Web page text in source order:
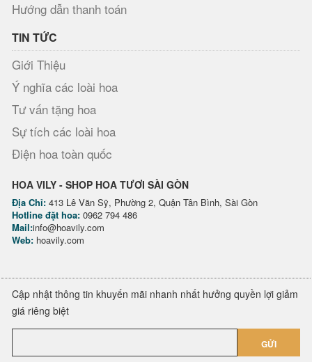
Hướng dẫn thanh toán
TIN TỨC
Giới Thiệu
Ý nghĩa các loài hoa
Tư vấn tặng hoa
Sự tích các loài hoa
Điện hoa toàn quốc
HOA VILY - SHOP HOA TƯƠI SÀI GÒN
Địa Chỉ: 413 Lê Văn Sỹ, Phường 2, Quận Tân Bình, Sài Gòn
Hotline đặt hoa: 0962 794 486
Mail:info@hoavily.com
Web: hoavily.com
Cập nhật thông tin khuyến mãi nhanh nhất hưởng quyền lợi giảm
giá riêng biệt
GỬI